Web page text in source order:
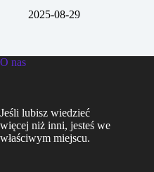
2025-08-29
O nas
Jeśli lubisz wiedzieć
więcej niż inni, jesteś we
właściwym miejscu.